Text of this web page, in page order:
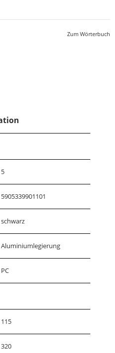
Zum Wörterbuch
5
5905339901101
schwarz
Aluminiumlegierung
PC
115
320